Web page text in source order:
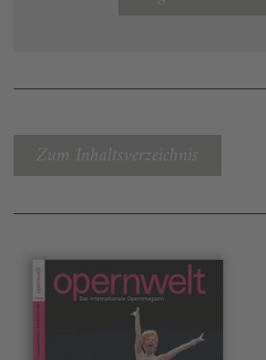
Zum Inhaltsverzeichnis